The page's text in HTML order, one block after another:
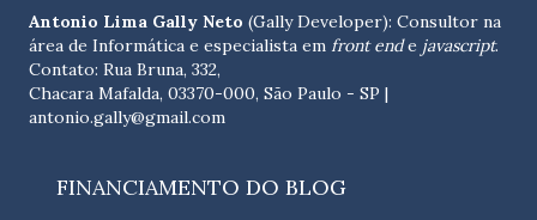
Antonio Lima Gally Neto (Gally Developer): Consultor na
área de Informática e especialista em front ende javascript.
Contato: Rua Bruna, 332,
Chacara Mafalda, 03370-000, São Paulo - SP |
antonio.gally@gmail.com
FINANCIAMENTO DO BLOG